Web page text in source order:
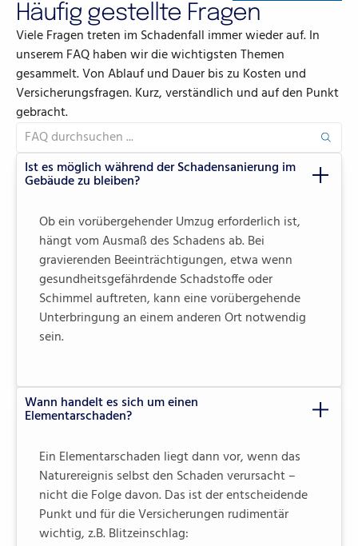
Häufig gestellte Fragen
Viele Fragen treten im Schadenfall immer wieder auf. In
unserem FAQ haben wir die wichtigsten Themen
gesammelt. Von Ablauf und Dauer bis zu Kosten und
Versicherungsfragen. Kurz, verständlich und auf den Punkt
gebracht.
Ist es möglich während der Schadensanierung im
Gebäude zu bleiben?
Ob ein vorübergehender Umzug erforderlich ist,
hängt vom Ausmaß des Schadens ab. Bei
gravierenden Beeinträchtigungen, etwa wenn
gesundheitsgefährdende Schadstoffe oder
Schimmel auftreten, kann eine vorübergehende
Unterbringung an einem anderen Ort notwendig
sein.
Wann handelt es sich um einen
Elementarschaden?
Ein Elementarschaden liegt dann vor, wenn das
Naturereignis selbst den Schaden verursacht –
nicht die Folge davon. Das ist der entscheidende
Punkt und für die Versicherungen rudimentär
wichtig, z.B. Blitzeinschlag: